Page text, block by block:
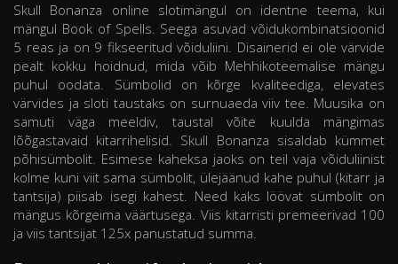
Skull Bonanza online slotimängul on identne teema, kui
mängul Book of Spells. Seega asuvad võidukombinatsioonid
5 reas ja on 9 fikseeritud võiduliini. Disainerid ei ole värvide
pealt kokku hoidnud, mida võib Mehhikoteemalise mängu
puhul oodata. Sümbolid on kõrge kvaliteediga, elevates
värvides ja sloti taustaks on surnuaeda viiv tee. Muusika on
samuti väga meeldiv, taustal võite kuulda mängimas
lõõgastavaid kitarrihelisid. Skull Bonanza sisaldab kümmet
põhisümbolit. Esimese kaheksa jaoks on teil vaja võiduliinist
kolme kuni viit sama sümbolit, ülejäänud kahe puhul (kitarr ja
tantsija) piisab isegi kahest. Need kaks löövat sümbolit on
mängus kõrgeima väärtusega. Viis kitarristi premeerivad 100
ja viis tantsijat 125x panustatud summa.